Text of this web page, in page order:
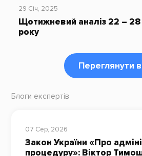
29 Січ, 2025
Щотижневий аналіз 22 – 28
року
Переглянути
Блоги експертів
07 Сер, 2026
Закон України «Про
процедуру»: Віктор